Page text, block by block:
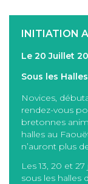
INITIATION
Le 20 Juillet
Sous les
Novices,
rendez-vous
bretonnes
halles au
n’auront plus
Les 13, 20 et
sous les halles